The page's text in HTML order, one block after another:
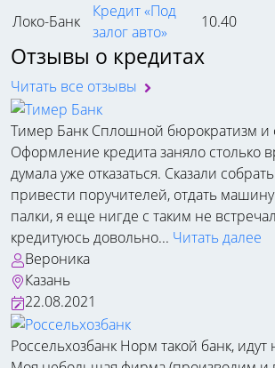
Локо-Банк
Кредит «Под
залог авто»
10.40
Отзывы о кредитах
Читать все отзывы
Тимер Банк Сплошной бюрократизм и
Оформление кредита заняло столько
думала уже отказаться. Сказали
привести поручителей, отдать
палки, я еще нигде с таким не
кредитуюсь довольно... Читать далее
Вероника
Казань
22.08.2021
Россельхозбанк Норм такой банк, идут